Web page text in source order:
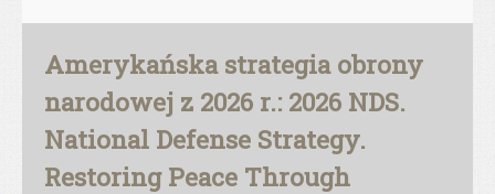
Amerykańska strategia obrony
narodowej z 2026 r.: 2026 NDS.
National Defense Strategy.
Restoring Peace Through